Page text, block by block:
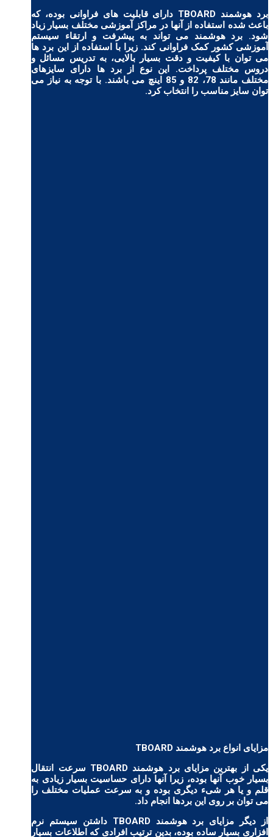
برد هوشمند TBOARD دارای قابلیت های فراوانی بوده، که
باعث شده استفاده از آنها در مراکز آموزشی مختلف بسیار زیاد
شود. برد هوشمند می تواند به پیشرفت و ارتقاء سیستم
آموزشی کشور کمک فراوانی کند. زیرا با استفاده از این برد ها
می توان با کیفیت و دقت بسیار بالایی، به تدریس مسائل و
دروس مختلف پرداخت. این نوع از برد ها دارای سایزهای
مختلف مانند 78، 82 و 85 اینچ می باشند. با توجه به نیاز می
توان سایز مناسب را انتخاب کرد.
مزایای انواع برد هوشمند TBOARD
یکی از بهترین مزایای برد هوشمند TBOARD سرعت انتقال
بسیار خوب آنها بوده، زیرا آنها دارای حساسیت بسیار زیادی به
قلم و یا هر شیء دیگری بوده و به سرعت عملیات مختلف را
می توان بر روی این بردها انجام داد.
از دیگر مزایای برد هوشمند TBOARD داشتن سیستم نرم
افزاری بسیار ساده بوده، بدین ترتیب افرادی که اطلاعات بسیار